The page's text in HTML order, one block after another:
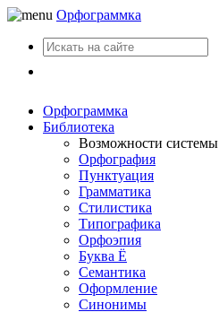
Орфограммка
Орфограммка
Библиотека
Возможности системы
Орфография
Пунктуация
Грамматика
Стилистика
Типографика
Орфоэпия
Буква Ё
Семантика
Оформление
Синонимы